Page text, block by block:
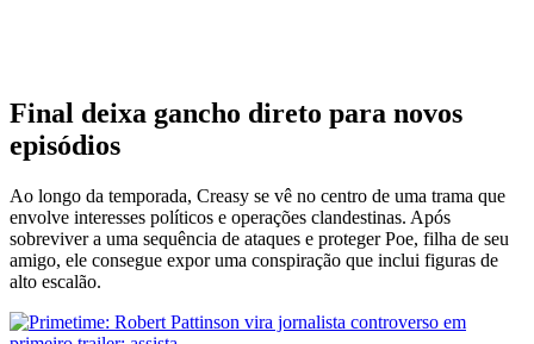
Final deixa gancho direto para novos
episódios
Ao longo da temporada, Creasy se vê no centro de uma trama que
envolve interesses políticos e operações clandestinas. Após
sobreviver a uma sequência de ataques e proteger Poe, filha de seu
amigo, ele consegue expor uma conspiração que inclui figuras de
alto escalão.